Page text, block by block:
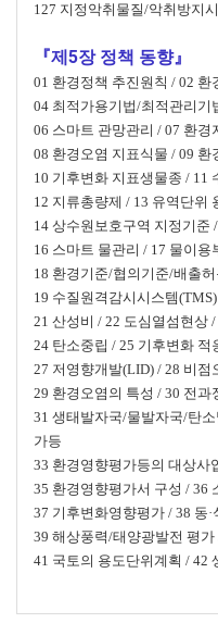
127 지정악취물질/악취방지
『제5장 정책 동향』
01 환경정책 추진원칙 / 02 환
04 최적가용기법/최적관리기
06 스마트 관망관리 / 07 환경
08 환경오염 지표식물 / 09 환
10 기후변화 지표생물종 / 11
12 지류총량제 / 13 유역단위
14 상수원보호구역 지정기준
16 스마트 물관리 / 17 물이용
18 환경기준/협의기준/배출
19 수질원격감시시스템
21 산성비 / 22 도심열섬현상
24 탄소중립 / 25 기후변화 적
27 저영향개발(LID) / 28 비점
29 환경오염의 특성 / 30 전과
31 생태발자국/물발자국/탄
가등
33 환경영향평가등의 대상사
35 환경영향평가서 구성 / 36
37 기후변화영향평가 / 38 동
39 해상풍력/태양광발전 평
41 국토의 용도단위계획 / 42